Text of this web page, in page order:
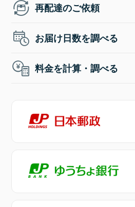
再配達のご依頼
お届け日数を調べる
料金を計算・調べる